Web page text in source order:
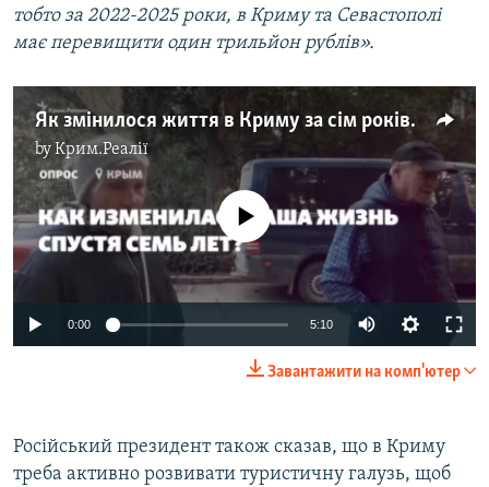
тобто за 2022-2025 роки, в Криму та Севастополі
має перевищити один трильйон рублів».
Як змінилося життя в Криму за сім років анексії? Відео Владислава Єсипенка, зняте до затримання
byКрим.Реалії
No media source currently available
0:00 5:10
720p
Завантажити на комп'ютер
Російський президент також сказав, що в Криму
треба активно розвивати туристичну галузь, щоб